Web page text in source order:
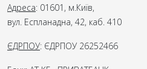
Адреса: 01601, м.Київ,
вул. Еспланадна, 42, каб. 410
ЄДРПОУ: ЄДРПОУ 26252466